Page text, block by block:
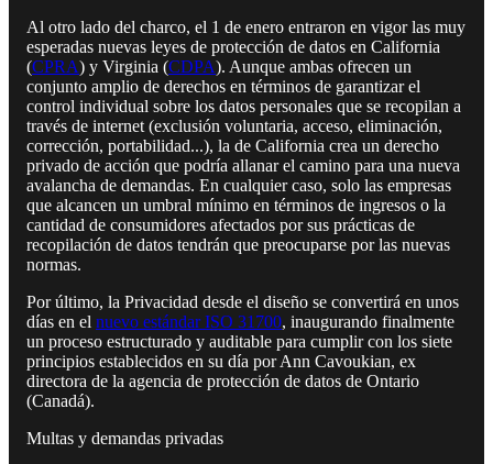
Al otro lado del charco, el 1 de enero entraron en vigor las muy
esperadas nuevas leyes de protección de datos en California
(CPRA) y Virginia (CDPA). Aunque ambas ofrecen un
conjunto amplio de derechos en términos de garantizar el
control individual sobre los datos personales que se recopilan a
través de internet (exclusión voluntaria, acceso, eliminación,
corrección, portabilidad...), la de California crea un derecho
privado de acción que podría allanar el camino para una nueva
avalancha de demandas. En cualquier caso, solo las empresas
que alcancen un umbral mínimo en términos de ingresos o la
cantidad de consumidores afectados por sus prácticas de
recopilación de datos tendrán que preocuparse por las nuevas
normas.
Por último, la Privacidad desde el diseño se convertirá en unos
días en el nuevo estándar ISO 31700, inaugurando finalmente
un proceso estructurado y auditable para cumplir con los siete
principios establecidos en su día por Ann Cavoukian, ex
directora de la agencia de protección de datos de Ontario
(Canadá).
Multas y demandas privadas